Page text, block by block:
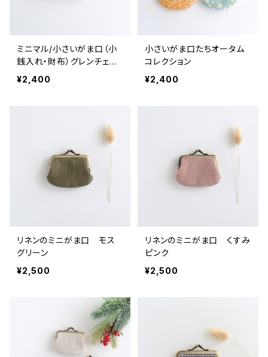
ミニマル/小さいがま口（小
銭入れ・財布）グレンチェッ
ク
¥2,400
小さいがま口たちオータム
コレクション
¥2,400
リネンのミニがま口 モス
グリーン
¥2,500
リネンのミニがま口 くすみ
ピンク
¥2,500